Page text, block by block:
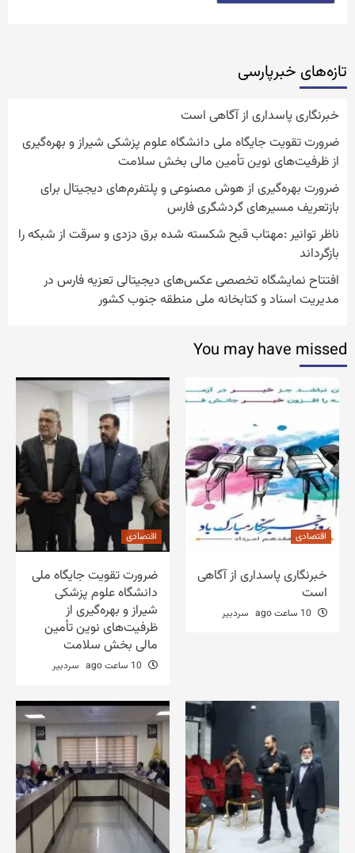
تازه‌‏های خبرپارسی
خبرنگاری پاسداری از آگاهی است
ضرورت تقویت جایگاه ملی دانشگاه علوم پزشکی شیراز و بهره‌گیری
از ظرفیت‌های نوین تأمین مالی بخش سلامت
ضرورت بهره‌گیری از هوش مصنوعی و پلتفرم‌های دیجیتال برای
بازتعریف مسیرهای گردشگری فارس
ناظر توانیر :مهتاب قبح شکسته شده برق دزدی و سرقت از شبکه را
بازگرداند
افتتاح نمایشگاه تخصصی عکس‌های دیجیتالی تعزیه فارس در
مدیریت اسناد و کتابخانه ملی منطقه جنوب کشور
You may have missed
اقتصادی
خبرنگاری پاسداری از آگاهی
است
سردبیر
اقتصادی
ضرورت تقویت جایگاه ملی
دانشگاه علوم پزشکی
شیراز و بهره‌گیری از
ظرفیت‌های نوین تأمین
مالی بخش سلامت
سردبیر